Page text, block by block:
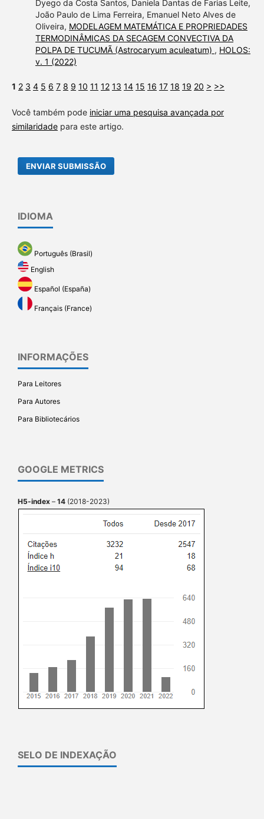
Dyego da Costa Santos, Daniela Dantas de Farias Leite,
João Paulo de Lima Ferreira, Emanuel Neto Alves de
Oliveira, MODELAGEM MATEMÁTICA E PROPRIEDADES
TERMODINÂMICAS DA SECAGEM CONVECTIVA DA
POLPA DE TUCUMÃ (Astrocaryum aculeatum) , HOLOS:
v. 1 (2022)
1 2 3 4 5 6 7 8 9 10 11 12 13 14 15 16 17 18 19 20 > >>
Você também pode iniciar uma pesquisa avançada por
similaridadepara este artigo.
ENVIAR SUBMISSÃO
IDIOMA
Português (Brasil)
English
Español (España)
Français (France)
INFORMAÇÕES
Para Leitores
Para Autores
Para Bibliotecários
GOOGLE METRICS
H5-index – 14 (2018-2023)
SELO DE INDEXAÇÃO